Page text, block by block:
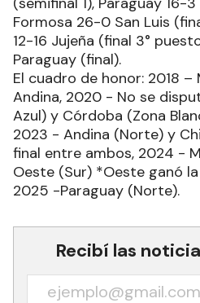
Formosa 26-0 San Luis
12-16 Jujeña (final 3°
Paraguay (final).
El cuadro de honor: 2018 –
Andina, 2020 - No se
Azul) y Córdoba (Zona
2023 - Andina (Norte) y
final entre ambos, 2024 -
Oeste (Sur) *Oeste ganó
2025 -Paraguay (Norte).
Recibí las